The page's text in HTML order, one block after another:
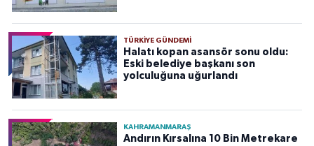
TÜRKIYE GÜNDEMI
Halatı kopan asansör sonu oldu:
Eski belediye başkanı son
yolculuğuna uğurlandı
KAHRAMANMARAŞ
Andırın Kırsalına 10 Bin Metrekare